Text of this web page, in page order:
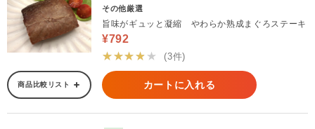
その他厳選
旨味がギュッと凝縮 やわらか熟成まぐろステーキ
¥792
★★★★★
(3件)
商品比較リスト カートに入れる